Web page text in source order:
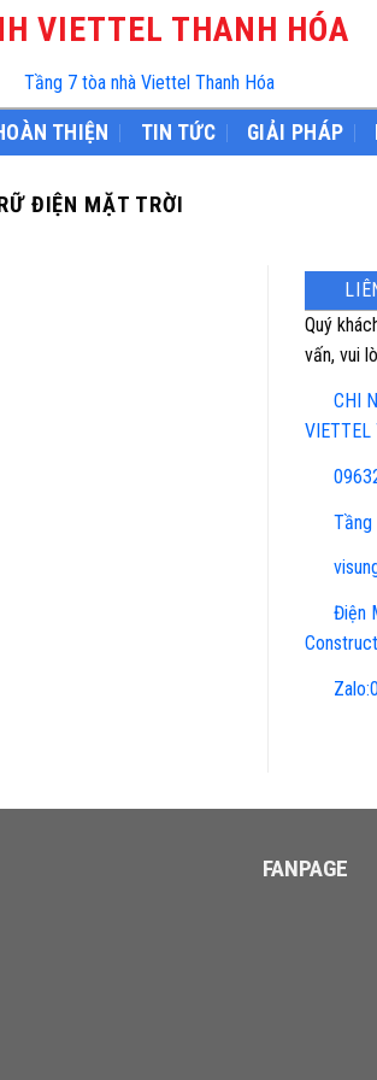
VIETTEL THANH HÓA
Tầng 7 tòa nhà Viettel Thanh Hóa
THIỆN TIN TỨC GIẢI PHÁP
ĐIỆN MẶT TRỜI
Quý
vấn, vui
CHI
VIETTEL
Tầng
Điện
FANPAGE